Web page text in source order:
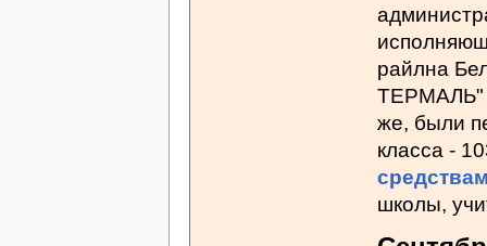
райлна
ТЕРМАЛЬ"
же, были
класса -
школы,